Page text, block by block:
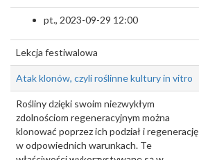
pt., 2023-09-29 12:00
Lekcja festiwalowa
Atak klonów, czyli roślinne kultury in vitro
Rośliny dzięki swoim niezwykłym
zdolnościom regeneracyjnym można
klonować poprzez ich podział i regenerację
w odpowiednich warunkach. Te